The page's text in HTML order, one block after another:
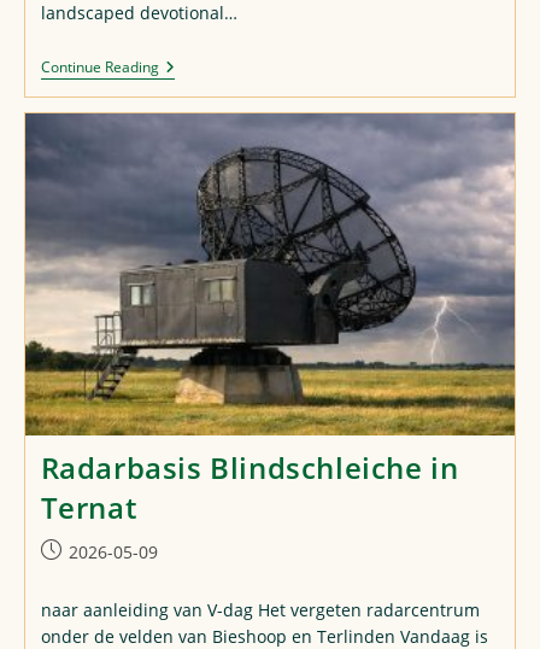
landscaped devotional…
Continue ReadingBeauraing
And
Curated
Radarbasis Blindschleiche in
Ternat
Post2026-05-09
naar aanleiding van V-dag Het vergeten radarcentrum
onder de velden van Bieshoop en Terlinden Vandaag is